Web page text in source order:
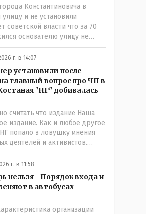
информацию. А потом
выяснятся новые
Константиновича в
улицу и не установили
советской власти что за 70
основателю улицу не
было генерал-губернаторам
что то знали о нем такое
значит не надо. Обойдёмся
ономасты, которые топят
названийТак
Кустанай коренное
г. в 14:07
установили после
главный вопрос про ЧП в
"НГ" добивалась
считать что издание Наша
издание. Как и любое другое
попало в ловушку мнения
деятелей и активистов.
и НПОшник будет поносить
газете информационно
не начнет писать "как
кругу лиц. Редакторская
журналистов уже ниче не
иронично
г. в 11:58
нельзя - Порядок входа и
в автобусах
организации